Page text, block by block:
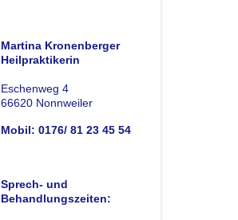
Martina Kronenberger
Heilpraktikerin
Eschenweg 4
66620 Nonnweiler
Mobil: 0176/ 81 23 45 54
Sprech- und
Behandlungszeiten: